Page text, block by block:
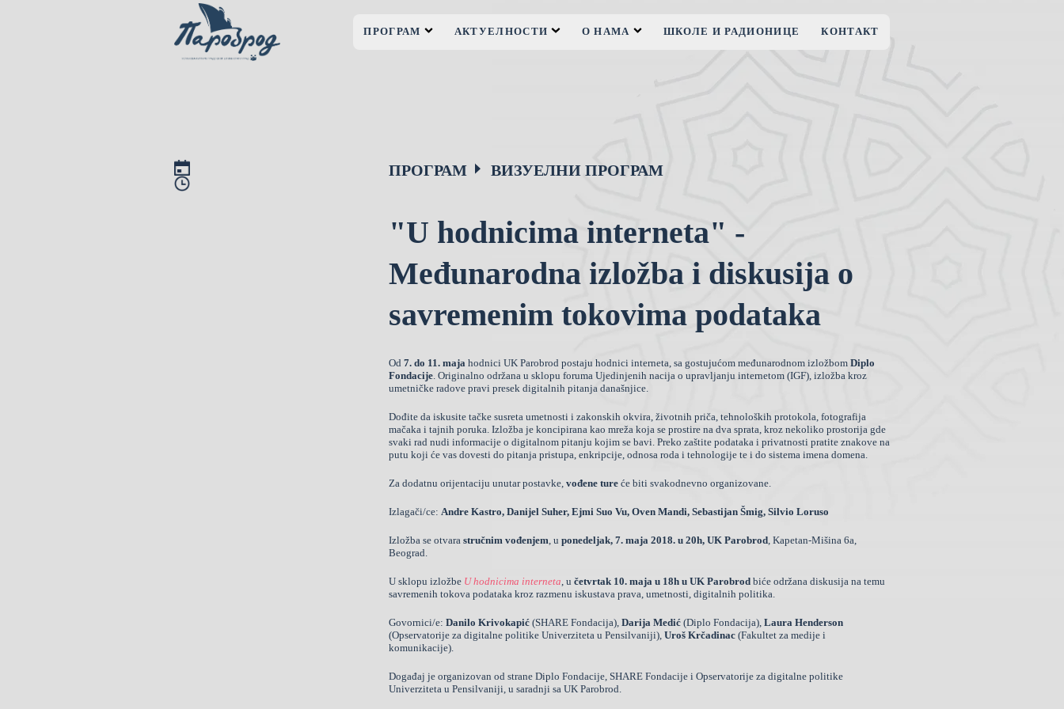
ПРОГРАМ АКТУЕЛНОСТИ О НАМА ШКОЛЕ И РАДИОНИЦЕ КОНТАКТ
ПРОГРАМ ВИЗУЕЛНИ ПРОГРАМ
"U hodnicima interneta" -
Međunarodna izložba i diskusija o
savremenim tokovima podataka
Od7. do 11. maja hodnici UK Parobrod postaju hodnici interneta, sa gostujućommeđunarodnom izložbom Diplo
Fondacije . Originalno održana u sklopu foruma Ujedinjenih nacija o upravljanju internetom (IGF), izložba kroz
umetničke radove pravi presek digitalnih pitanja današnjice.
Dođite da iskusite tačke susreta umetnosti i zakonskih okvira, životnih priča, tehnoloških protokola, fotografija
mačaka i tajnih poruka. Izložba je koncipirana kao mreža koja se prostire na dva sprata, kroz nekoliko prostorija gde
svaki rad nudi informacije o digitalnom pitanju kojim se bavi. Preko zaštite podataka i privatnosti pratite znakove na
putu koji će vas dovesti do pitanja pristupa, enkripcije, odnosa roda i tehnologije te i do sistema imena domena.
Za dodatnu orijentaciju unutar postavke,vođene ture će biti svakodnevno organizovane.
Izlagači/ce: Andre Kastro,Danijel Suher,Ejmi Suo Vu,Oven Mandi,Sebastijan Šmig,Silvio Loruso
Izložba se otvarastručnim vođenjem , uponedeljak, 7. maja 2018. u 20h, UK Parobrod Kapetan-Mišina 6a,
Beograd
U sklopu izložbe U hodnicima interneta , učetvrtak 10. maja u 18h u UK Parobrod biće održana diskusija na temu
savremenih tokova podataka kroz razmenu iskustava prava, umetnosti, digitalnih politika.
Govornici/e:Danilo Krivokapić (SHARE Fondacija),Darija Medić (Diplo Fondacija),Laura Henderson
(Opservatorije za digitalne politike Univerziteta u Pensilvaniji),Uroš Krčadinac (Fakultet za medije i
komunikacije).
Događaj je organizovan od strane Diplo Fondacije, SHARE Fondacije i Opservatorije za digitalne politike
Univerziteta u Pensilvaniji, u saradnji sa UK Parobrod.